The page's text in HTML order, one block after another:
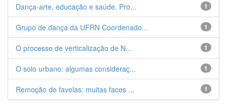
1
Dança-arte, educação e saúde. Pro...
1
Grupo de dança da UFRN Coordenado...
1
O processo de verticalização de N...
1
O solo urbano: algumas consideraç...
1
Remoção de favelas: muitas faces ...